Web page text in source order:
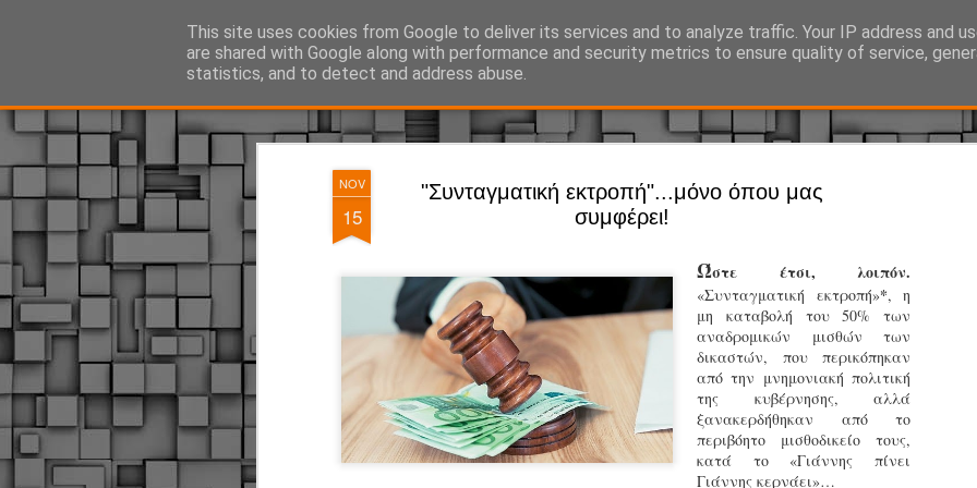
NOV
15
"Συνταγματική εκτροπή"...μόνο όπου μας
συμφέρει!
Ώστε έτσι, λοιπόν.
«Συνταγματική εκτροπή»*, η
μη καταβολή του 50% των
αναδρομικών μισθών των
δικαστών, που περικόπηκαν
από την μνημονιακή πολιτική
της κυβέρνησης, αλλά
ξανακερδήθηκαν από το
περιβόητο μισθοδικείο τους,
κατά το «Γιάννης πίνει
Γιάννης κερνάει»…
This site uses cookies from Google to deliver its services and to analyze traffic. Your IP address and
are shared with Google along with performance and security metrics to ensure quality of service,
statistics, and to detect and address abuse.
ΔΗΜΟΤΙΚΗ ΑΣΤΥΝΟΜΙΑ, τα νέα! Ό, τι συμβαίνει γύρω από τη Δημοτική Αστυνομία, την τοπική
JUL
Ξεκινά επίσημα η
Η Δημοτική Αστυνομία
καθώς από την 1η
επιχειρησιακή
παρουσία του Δήμου
χώρους.
Η νέα υπηρεσία θα